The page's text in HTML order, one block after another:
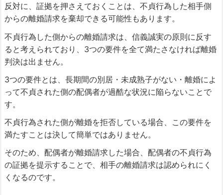
反対に、証拠を押さえておくことは、不貞行為した相手側
からの離婚請求を棄却できる可能性もあります。
不貞行為した側からの離婚請求は、信義誠実の原則に反す
ると考えられており、3つの要件を全て満たさなければ離婚
判決は出ません。
3つの要件とは、長期間の別居・未成熟子がない・離婚によ
って不貞された側の配偶者が過酷な状況に陥らないことで
す。
不貞行為された側が離婚を拒否している場合、この要件を
満たすことは決して簡単ではありません。
そのため、配偶者が離婚請求した場合、配偶者の不貞行為
の証拠を提示することで、相手の離婚請求は認められにく
くなるのです。